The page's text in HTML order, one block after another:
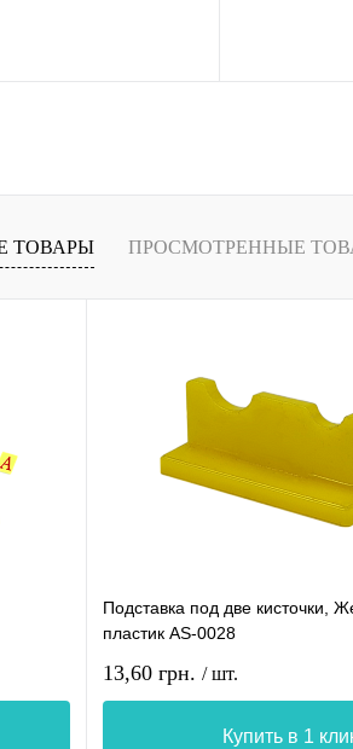
ТОВАРЫ ПРОСМОТРЕННЫЕ
Подставка под две кисточки,
пластик AS-0028
13,60 грн. / шт.
Купить в 1